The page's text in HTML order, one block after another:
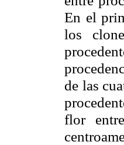
En el
los
de las
flor